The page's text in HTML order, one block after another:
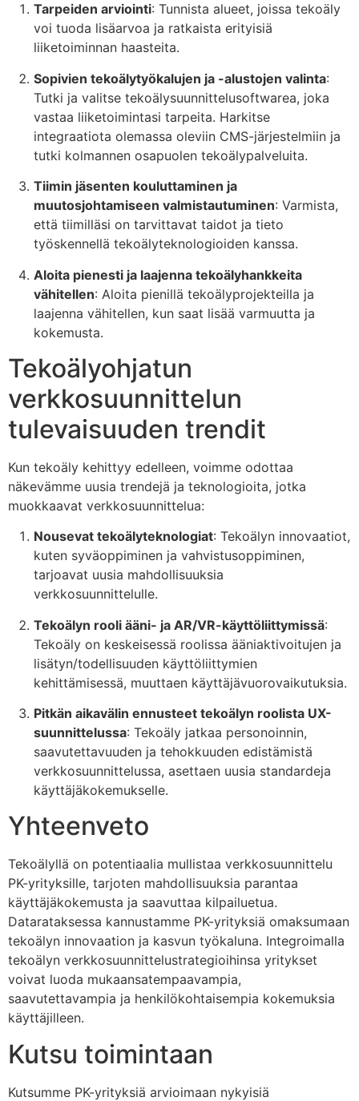
Tarpeiden arviointi: Tunnista alueet, joissa tekoäly
voi tuoda lisäarvoa ja ratkaista erityisiä
liiketoiminnan haasteita.
Sopivien tekoälytyökalujen ja -alustojen valinta:
Tutki ja valitse tekoälysuunnittelusoftwarea, joka
vastaa liiketoimintasi tarpeita. Harkitse
integraatiota olemassa oleviin CMS-järjestelmiin ja
tutki kolmannen osapuolen tekoälypalveluita.
Tiimin jäsenten kouluttaminen ja
muutosjohtamiseen valmistautuminen: Varmista,
että tiimilläsi on tarvittavat taidot ja tieto
työskennellä tekoälyteknologioiden kanssa.
Aloita pienesti ja laajenna tekoälyhankkeita
vähitellen: Aloita pienillä tekoälyprojekteilla ja
laajenna vähitellen, kun saat lisää varmuutta ja
kokemusta.
Tekoälyohjatun
verkkosuunnittelun
tulevaisuuden trendit
Kun tekoäly kehittyy edelleen, voimme odottaa
näkevämme uusia trendejä ja teknologioita, jotka
muokkaavat verkkosuunnittelua:
Nousevat tekoälyteknologiat: Tekoälyn innovaatiot,
kuten syväoppiminen ja vahvistusoppiminen,
tarjoavat uusia mahdollisuuksia
verkkosuunnittelulle.
Tekoälyn rooli ääni- ja AR/VR-käyttöliittymissä:
Tekoäly on keskeisessä roolissa ääniaktivoitujen ja
lisätyn/todellisuuden käyttöliittymien
kehittämisessä, muuttaen käyttäjävuorovaikutuksia.
Pitkän aikavälin ennusteet tekoälyn roolista UX-
suunnittelussa: Tekoäly jatkaa personoinnin,
saavutettavuuden ja tehokkuuden edistämistä
verkkosuunnittelussa, asettaen uusia standardeja
käyttäjäkokemukselle.
Yhteenveto
Tekoälyllä on potentiaalia mullistaa verkkosuunnittelu
PK-yrityksille, tarjoten mahdollisuuksia parantaa
käyttäjäkokemusta ja saavuttaa kilpailuetua.
Datarataksessa kannustamme PK-yrityksiä omaksumaan
tekoälyn innovaation ja kasvun työkaluna. Integroimalla
tekoälyn verkkosuunnittelustrategioihinsa yritykset
voivat luoda mukaansatempaavampia,
saavutettavampia ja henkilökohtaisempia kokemuksia
käyttäjilleen.
Kutsu toimintaan
Kutsumme PK-yrityksiä arvioimaan nykyisiä